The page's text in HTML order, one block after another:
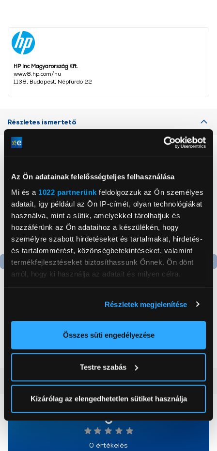
Az Ön adatainak felelősségteljes felhasználása
Mi és a 1022 partnerünk feldolgozzuk az Ön személyes
adatait, így például az Ön IP-címét, olyan technológiákat
használva, mint a sütik, amelyekkel tárolhatjuk és
hozzáférünk az Ön adataihoz a készülékén, hogy
személyre szabott hirdetéseket és tartalmakat, hirdetés-
és tartalommérést, közönségbetekintéseket, valamint
termékfejlesztéseket biztosíthassunk Önnek. Ön dönt
arról, hogy ki használja az adatait és milyen célra.
elhelyezkedéséről pár méteres pontossággal
Az Ön készülékén beazonosítása annak konkrét
módjairól és adja meg preferenciáit aRészletek
pontban. Bármikor módosíthatja vagy visszavonhatja a
Sütinyilatkozathoz való hozzájárulását.
okat használ, melyeket az Ön gépén tárol a rendszer. A
Részletek megjelenítése
Összes süti engedélyezése
Testre szabás
Kizárólag az elengedhetetlen sütiket használja
HP Inc Magyarország Kft.
www8.hp.com/hu
1138, Budapest, Népfürdő 22
Részletes ismertető
Termék adatlap Termék adatlap
Gorenje N619EAXL4
179 999 Ft
Vásárlói vélemények(0)
0
0 értékelés